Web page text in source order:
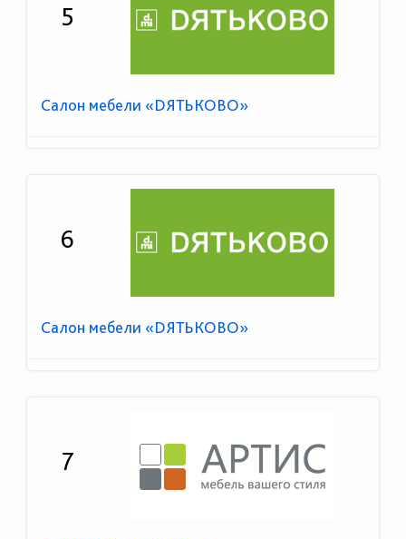
5
Салон мебели «DЯТЬКОВО»
6
Салон мебели «DЯТЬКОВО»
7